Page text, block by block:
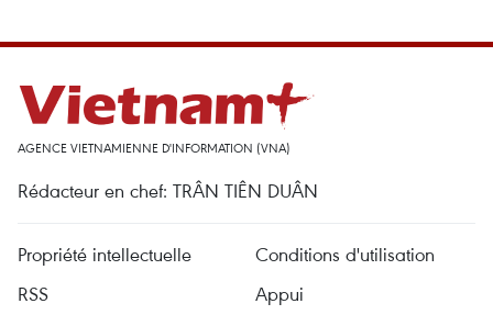
AGENCE VIETNAMIENNE D'INFORMATION (VNA)
Rédacteur en chef: TRÂN TIÊN DUÂN
Propriété intellectuelle
Conditions d'utilisation
RSS
Appui